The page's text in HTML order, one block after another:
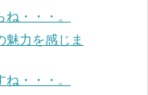
・・・。
魅力を感じま
・・・。